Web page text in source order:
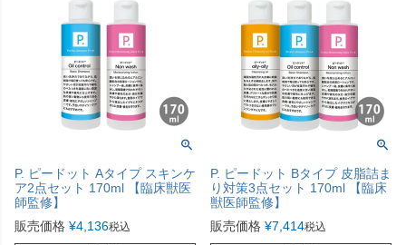
P. ピードット Aタイプ スキンケ
ア2点セット 170ml 【臨床獣医
師監修】
販売価格 ¥4,136税込
P. ピードット Bタイプ 皮脂詰ま
り対策3点セット 170ml 【臨床
獣医師監修】
販売価格 ¥7,414税込